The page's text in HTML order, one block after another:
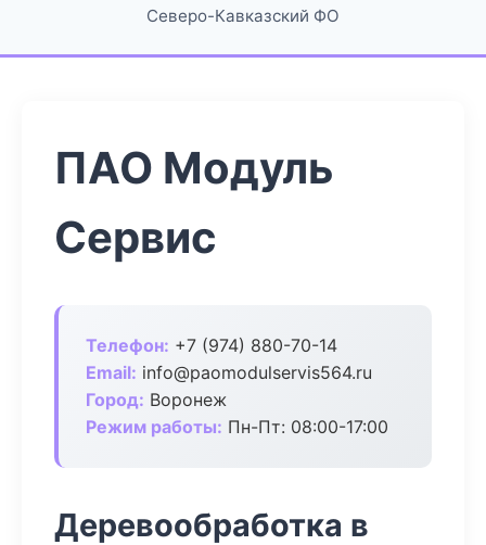
Северо-Кавказский ФО
ПАО Модуль
Сервис
Телефон: +7 (974) 880-70-14
Email: info@paomodulservis564.ru
Город: Воронеж
Режим работы: Пн-Пт: 08:00-17:00
Деревообработка в